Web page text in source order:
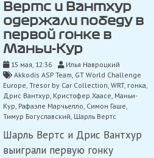
Вертс и Вантхур
одержали победу в
первой гонке в
Маньи-Кур
15 мая, 12:36
Илья Навроцкий
Akkodis ASP Team, GT World Challenge
Europe, Tresor by Car Collection, WRT, гонка,
Дрис Вантхур, Кристофер Хаасе, Маньи-
Кур, Рафаэле Марчьелло, Симон Гаше,
Тимур Богуславский, Шарль Вертс
Шарль Вертс и Дрис Вантхур
выиграли первую гонку